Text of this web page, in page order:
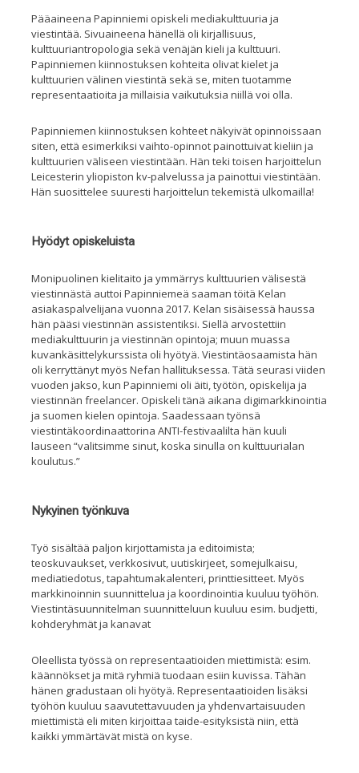
Pääaineena Papinniemi opiskeli mediakulttuuria ja
viestintää. Sivuaineena hänellä oli kirjallisuus,
kulttuuriantropologia sekä venäjän kieli ja kulttuuri.
Papinniemen kiinnostuksen kohteita olivat kielet ja
kulttuurien välinen viestintä sekä se, miten tuotamme
representaatioita ja millaisia vaikutuksia niillä voi olla.
Papinniemen kiinnostuksen kohteet näkyivät opinnoissaan
siten, että esimerkiksi vaihto-opinnot painottuivat kieliin ja
kulttuurien väliseen viestintään. Hän teki toisen harjoittelun
Leicesterin yliopiston kv-palvelussa ja painottui viestintään.
Hän suosittelee suuresti harjoittelun tekemistä ulkomailla!
Hyödyt opiskeluista
Monipuolinen kielitaito ja ymmärrys kulttuurien välisestä
viestinnästä auttoi Papinniemeä saaman töitä Kelan
asiakaspalvelijana vuonna 2017. Kelan sisäisessä haussa
hän pääsi viestinnän assistentiksi. Siellä arvostettiin
mediakulttuurin ja viestinnän opintoja; muun muassa
kuvankäsittelykurssista oli hyötyä. Viestintäosaamista hän
oli kerryttänyt myös Nefan hallituksessa. Tätä seurasi viiden
vuoden jakso, kun Papinniemi oli äiti, työtön, opiskelija ja
viestinnän freelancer. Opiskeli tänä aikana digimarkkinointia
ja suomen kielen opintoja. Saadessaan työnsä
viestintäkoordinaattorina ANTI-festivaalilta hän kuuli
lauseen “valitsimme sinut, koska sinulla on kulttuurialan
koulutus.”
Nykyinen työnkuva
Työ sisältää paljon kirjottamista ja editoimista;
teoskuvaukset, verkkosivut, uutiskirjeet, somejulkaisu,
mediatiedotus, tapahtumakalenteri, printtiesitteet. Myös
markkinoinnin suunnittelua ja koordinointia kuuluu työhön.
Viestintäsuunnitelman suunnitteluun kuuluu esim. budjetti,
kohderyhmät ja kanavat
Oleellista työssä on representaatioiden miettimistä: esim.
käännökset ja mitä ryhmiä tuodaan esiin kuvissa. Tähän
hänen gradustaan oli hyötyä. Representaatioiden lisäksi
työhön kuuluu saavutettavuuden ja yhdenvartaisuuden
miettimistä eli miten kirjoittaa taide-esityksistä niin, että
kaikki ymmärtävät mistä on kyse.